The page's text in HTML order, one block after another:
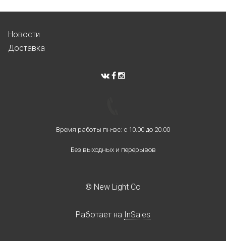
Новости
Доставка
Время работы пн-вс: с 10.00 до 20.00
Без выходных и перерывов
© New Light Co
Работает на InSales